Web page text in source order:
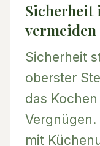
Sicherheit
Sicherheit
oberster
das
mit